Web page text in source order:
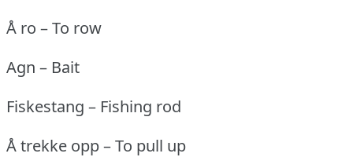
Å ro – To row
Agn – Bait
Fiskestang – Fishing rod
Å trekke opp – To pull up